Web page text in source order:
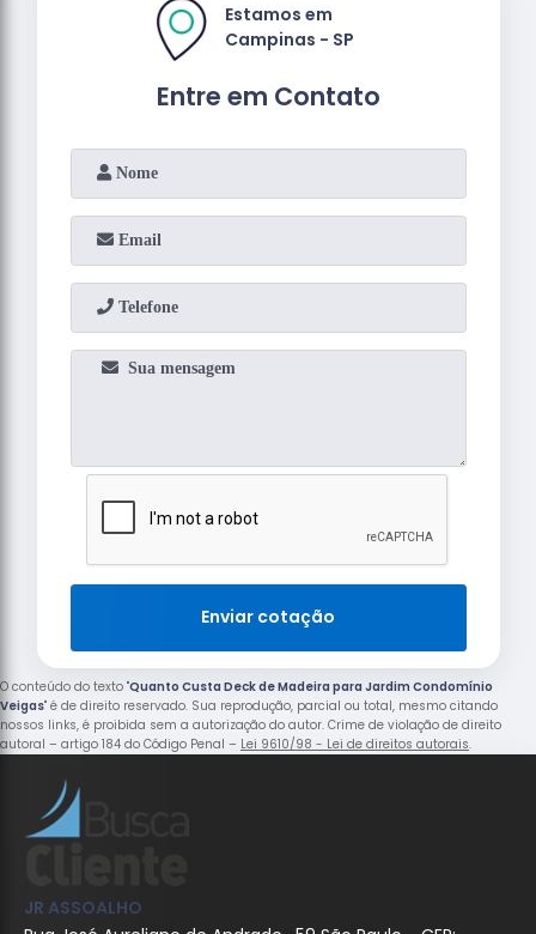
Entre em Contato
Estamos em
Campinas - SP
Enviar cotação
O conteúdo do texto "Quanto Custa Deck de Madeira para Jardim Condomínio
Veigas" é de direito reservado. Sua reprodução, parcial ou total, mesmo citando
nossos links, é proibida sem a autorização do autor. Crime de violação de direito
autoral – artigo 184 do Código Penal – Lei 9610/98 - Lei de direitos autorais.
JR ASSOALHO